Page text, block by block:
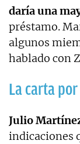
daría una
préstamo.
algunos
hablado con
La carta
Julio
indicaciones